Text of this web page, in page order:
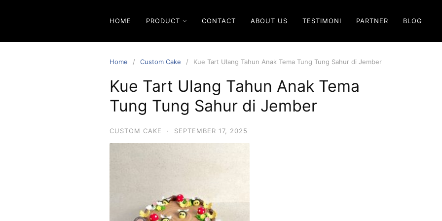
HOME PRODUCT CONTACT ABOUT US TESTIMONI PARTNER BLOG
Home Custom Cake Kue Tart Ulang Tahun Anak Tema Tung Tung Sahur di Jember
Kue Tart Ulang Tahun Anak Tema
Tung Tung Sahur di Jember
CUSTOM CAKE · SEPTEMBER 17, 2025